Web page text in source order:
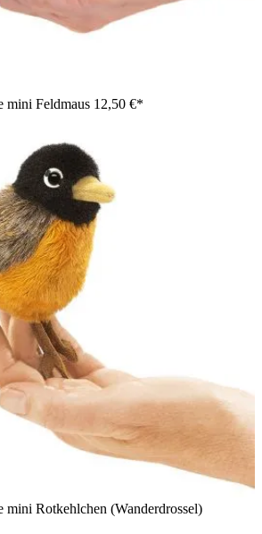
mini Feldmaus 12,50 €*
mini Rotkehlchen (Wanderdrossel)